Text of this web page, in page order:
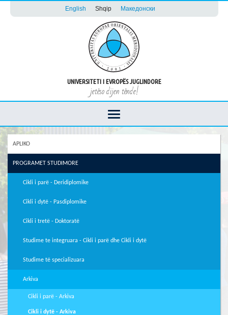
English Shqip Македонски
UNIVERSITETI I EVROPËS JUGLINDORE
jetëso dijen tënde!
APLIKO
PROGRAMET STUDIMORE
Cikli i parë - Deridiplomike
Cikli i dytë - Pasdiplomike
Cikli i tretë - Doktoratë
Studime te integruara - Cikli i parë dhe Cikli i dytë
Studime të specializuara
Arkiva
Cikli i parë - Arkiva
Cikli i dytë - Arkiva